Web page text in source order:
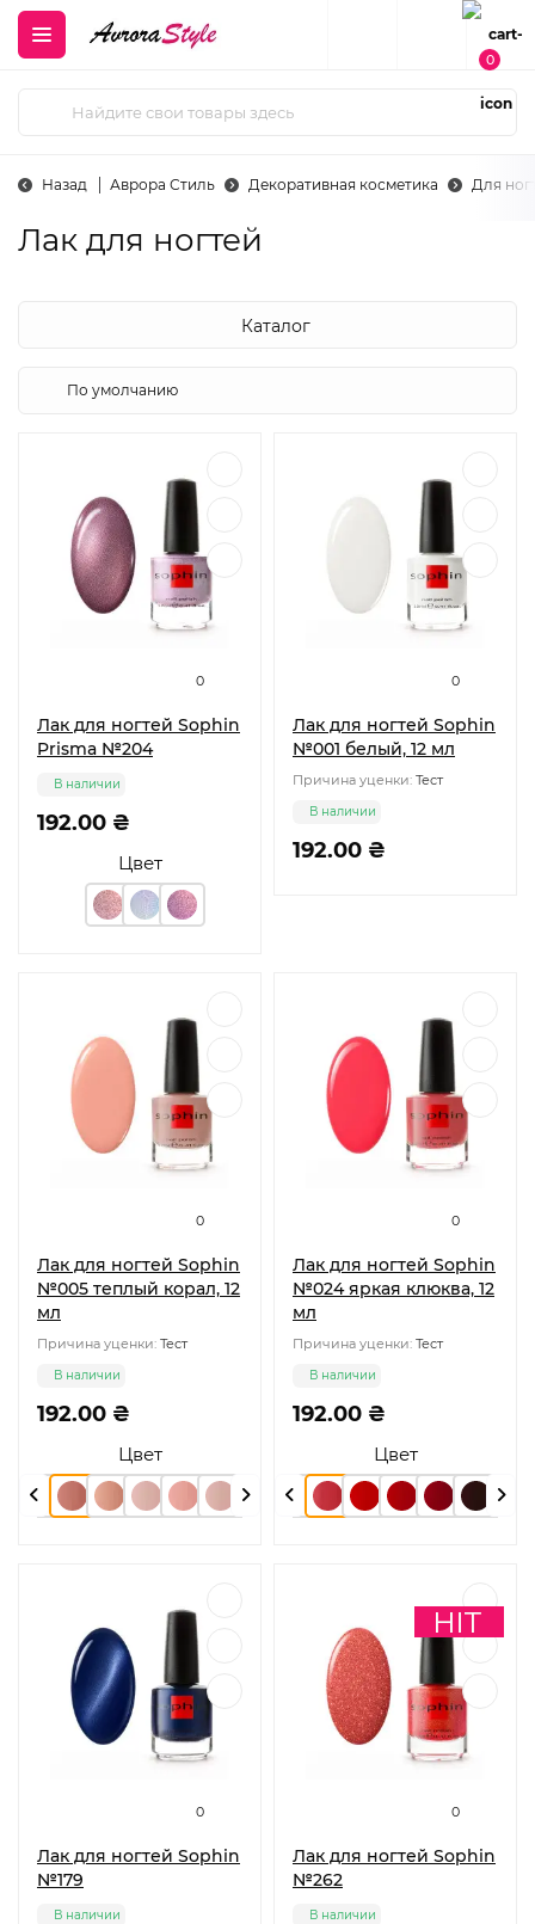
0
Назад Аврора Стиль Декоративная косметика Для
Лак для ногтей
Каталог
0
Лак для ногтей Sophin
Prisma №204
Цвет
192.00 ₴
В наличии
0
Лак для ногтей Sophin
№001 белый, 12 мл
Причина уценки: Тест
192.00 ₴
В наличии
0
Лак для ногтей Sophin
№005 теплый корал, 12
мл
Причина уценки: Тест
Цвет
192.00 ₴
В наличии
0
Лак для ногтей Sophin
№024 яркая клюква, 12
мл
Причина уценки: Тест
Цвет
192.00 ₴
В наличии
0
Лак для ногтей Sophin
№179
В наличии
0
Лак для ногтей Sophin
№262
В наличии